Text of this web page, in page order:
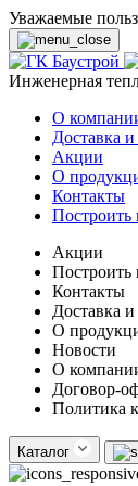
Уважаемые
Инженерная
О
Доставка и
Акции
О
Контакты
Построить
Акции
Построить
Контакты
Доставка и
О
Новости
О
Договор-
Политика
Каталог